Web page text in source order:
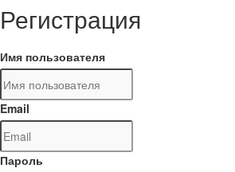
Регистрация
Имя пользователя
Email
Пароль